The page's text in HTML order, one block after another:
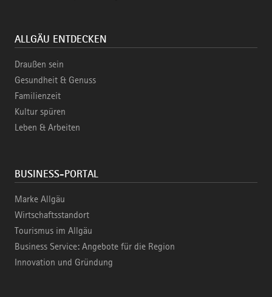
ALLGÄU ENTDECKEN
Draußen sein
Gesundheit & Genuss
Familienzeit
Kultur spüren
Leben & Arbeiten
BUSINESS-PORTAL
Marke Allgäu
Wirtschaftsstandort
Tourismus im Allgäu
Business Service: Angebote für die Region
Innovation und Gründung